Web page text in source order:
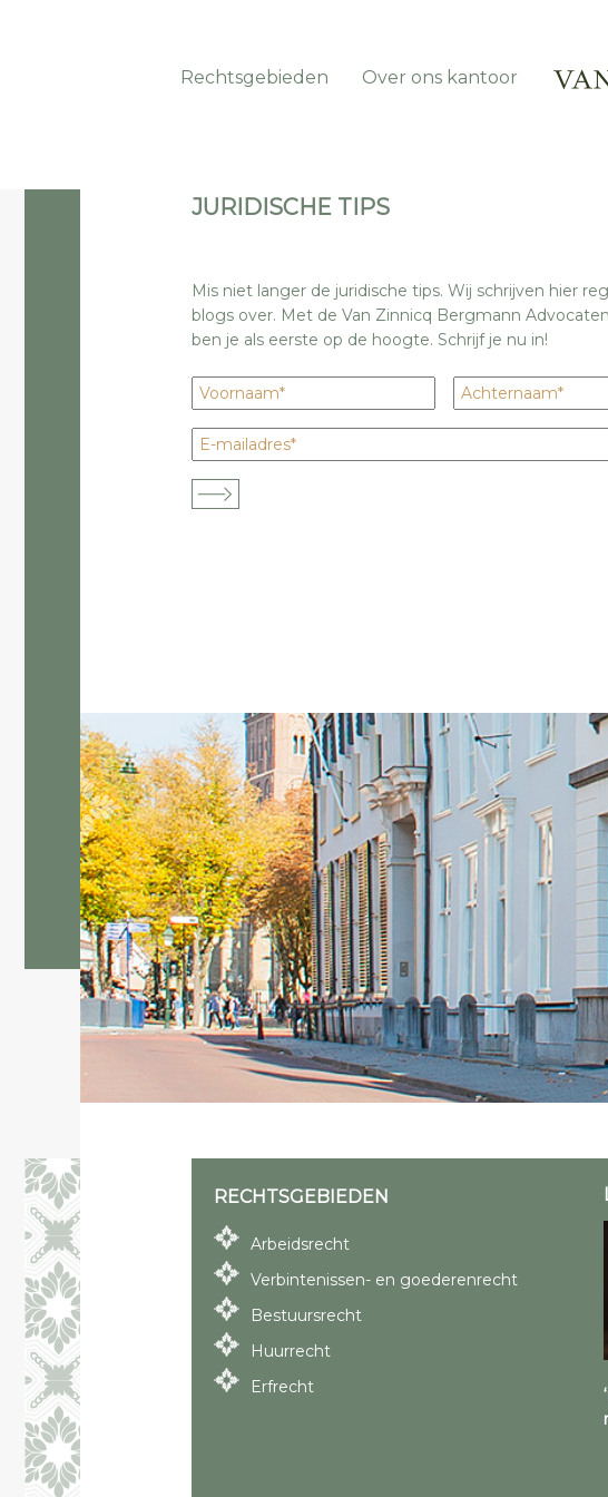
Rechtsgebieden Over ons kantoor
JURIDISCHE TIPS
Mis niet langer de juridische tips. Wij schrijven hier
blogs over. Met de Van Zinnicq Bergmann
ben je als eerste op de hoogte. Schrijf je nu in!
RECHTSGEBIEDEN
Arbeidsrecht
Verbintenissen- en goederenrecht
Bestuursrecht
Huurrecht
Erfrecht